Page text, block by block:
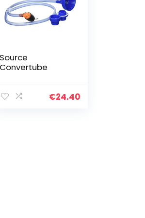
Source
Convertube
€24.40